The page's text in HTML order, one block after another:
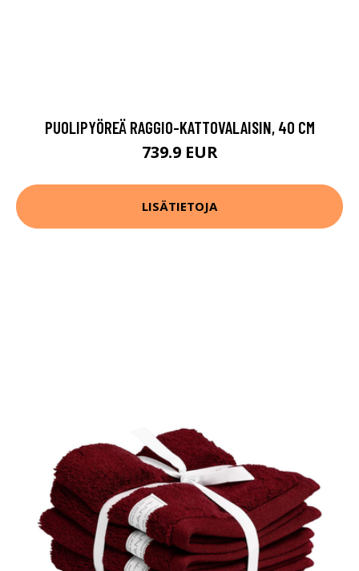
PUOLIPYÖREÄ RAGGIO-KATTOVALAISIN, 40 CM
739.9 EUR
LISÄTIETOJA